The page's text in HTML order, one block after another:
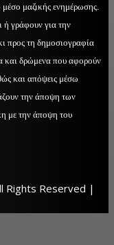
μαζικής ενημέρωσης.
ή γράφουν για την
προς τη δημοσιογραφία
και δρώμενα που αφορούν
και απόψεις μέσω
την άποψη των
με την άποψη του
Rights Reserved |